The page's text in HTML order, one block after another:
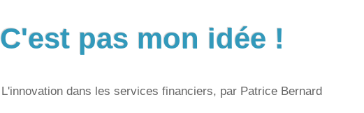
C'est pas mon idée !
L'innovation dans les services financiers, par Patrice Bernard